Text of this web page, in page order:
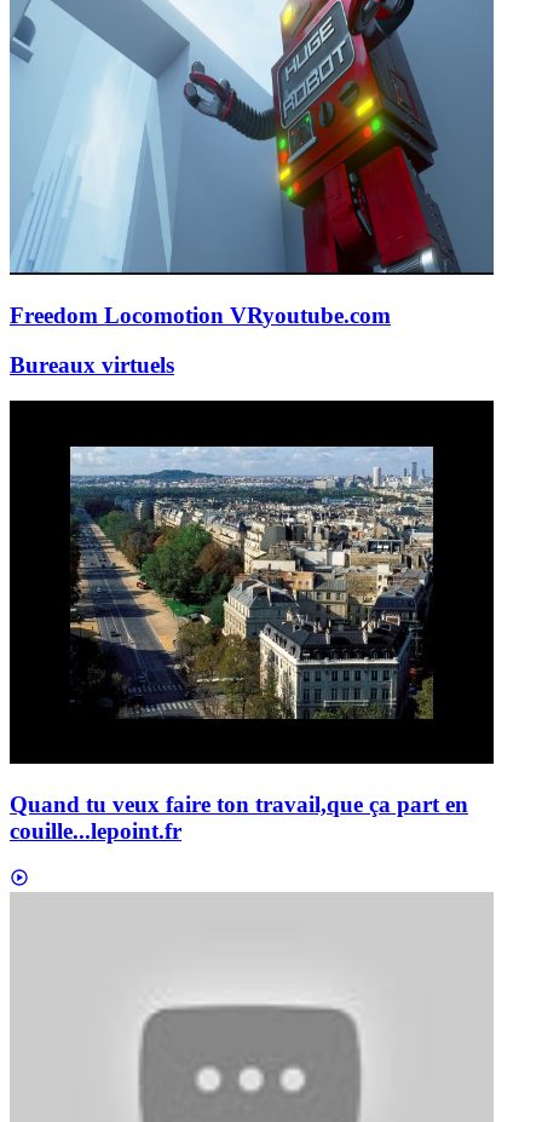
Freedom Locomotion VRyoutube.com
Bureaux virtuels
Quand tu veux faire ton travail,que ça part en
couille...lepoint.fr